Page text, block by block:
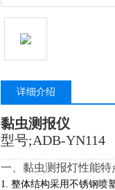
详细介绍
黏虫测报仪
型号;ADB-YN114
一、黏虫测报灯性能特
1. 整体结构采用不锈钢喷